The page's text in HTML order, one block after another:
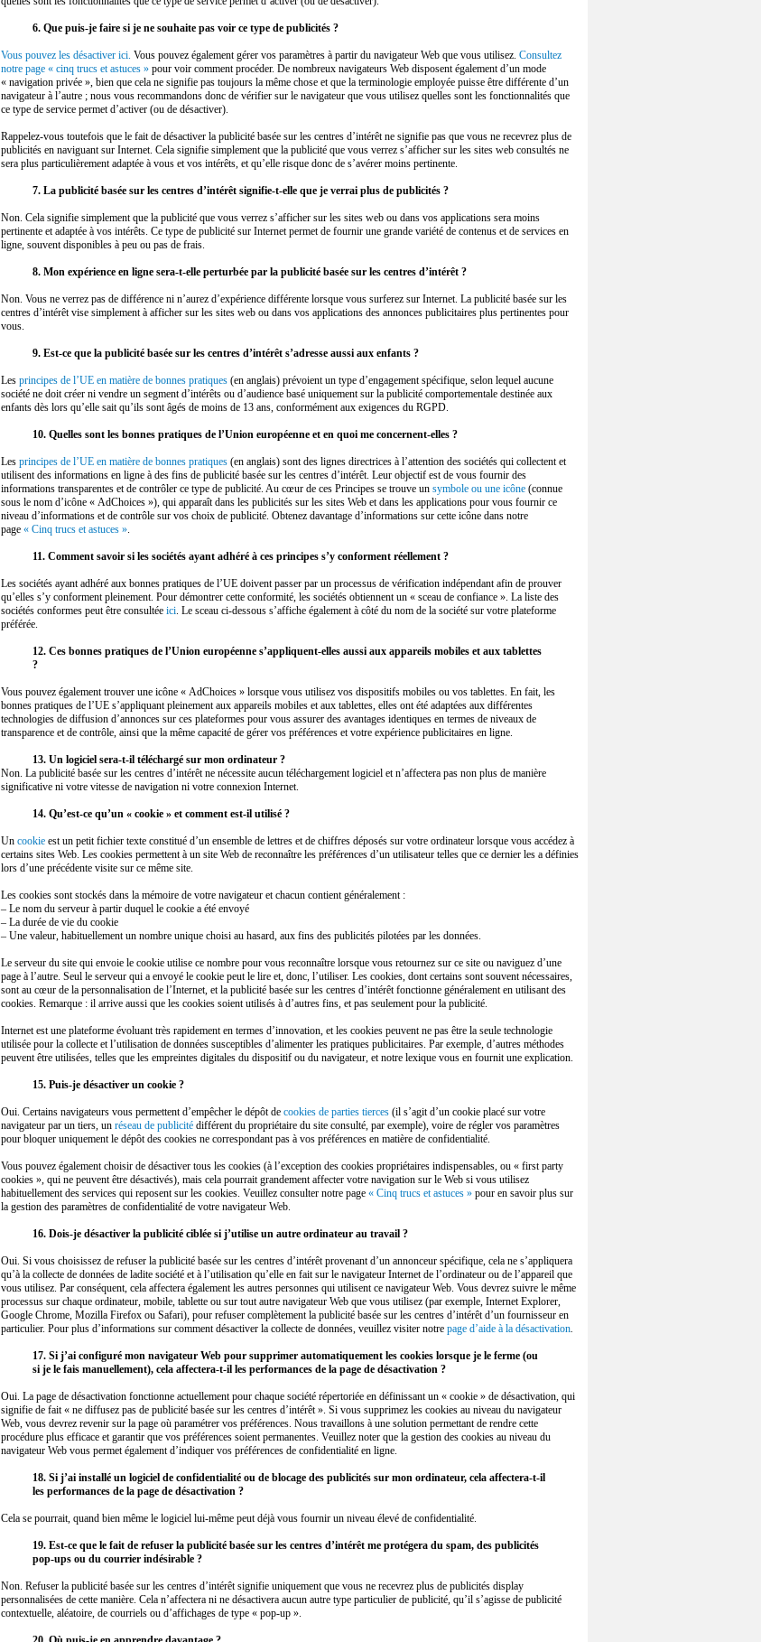
6. Que puis-je faire si je ne souhaite pas voir ce type de publicités ?
Vous pouvez les désactiver ici. Vous pouvez également gérer vos paramètres à partir du navigateur Web que vous utilisez. Consultez
notre page « cinq trucs et astuces » pour voir comment procéder. De nombreux navigateurs Web disposent également d’un mode
« navigation privée », bien que cela ne signifie pas toujours la même chose et que la terminologie employée puisse être différente d’un
navigateur à l’autre ; nous vous recommandons donc de vérifier sur le navigateur que vous utilisez quelles sont les fonctionnalités que
ce type de service permet d’activer (ou de désactiver).
Rappelez-vous toutefois que le fait de désactiver la publicité basée sur les centres d’intérêt ne signifie pas que vous ne recevrez plus de
publicités en naviguant sur Internet. Cela signifie simplement que la publicité que vous verrez s’afficher sur les sites web consultés ne
sera plus particulièrement adaptée à vous et vos intérêts, et qu’elle risque donc de s’avérer moins pertinente.
7. La publicité basée sur les centres d’intérêt signifie-t-elle que je verrai plus de publicités ?
Non. Cela signifie simplement que la publicité que vous verrez s’afficher sur les sites web ou dans vos applications sera moins
pertinente et adaptée à vos intérêts. Ce type de publicité sur Internet permet de fournir une grande variété de contenus et de services en
ligne, souvent disponibles à peu ou pas de frais.
8. Mon expérience en ligne sera-t-elle perturbée par la publicité basée sur les centres d’intérêt ?
Non. Vous ne verrez pas de différence ni n’aurez d’expérience différente lorsque vous surferez sur Internet. La publicité basée sur les
centres d’intérêt vise simplement à afficher sur les sites web ou dans vos applications des annonces publicitaires plus pertinentes pour
vous.
9. Est-ce que la publicité basée sur les centres d’intérêt s’adresse aussi aux enfants ?
Les principes de l’UE en matière de bonnes pratiques (en anglais) prévoient un type d’engagement spécifique, selon lequel aucune
société ne doit créer ni vendre un segment d’intérêts ou d’audience basé uniquement sur la publicité comportementale destinée aux
enfants dès lors qu’elle sait qu’ils sont âgés de moins de 13 ans, conformément aux exigences du RGPD.
10. Quelles sont les bonnes pratiques de l’Union européenne et en quoi me concernent-elles ?
Les principes de l’UE en matière de bonnes pratiques (en anglais) sont des lignes directrices à l’attention des sociétés qui collectent et
utilisent des informations en ligne à des fins de publicité basée sur les centres d’intérêt. Leur objectif est de vous fournir des
informations transparentes et de contrôler ce type de publicité. Au cœur de ces Principes se trouve un symbole ou une icône (connue
sous le nom d’icône « AdChoices »), qui apparaît dans les publicités sur les sites Web et dans les applications pour vous fournir ce
niveau d’informations et de contrôle sur vos choix de publicité. Obtenez davantage d’informations sur cette icône dans notre
page « Cinq trucs et astuces ».
11. Comment savoir si les sociétés ayant adhéré à ces principes s’y conforment réellement ?
Les sociétés ayant adhéré aux bonnes pratiques de l’UE doivent passer par un processus de vérification indépendant afin de prouver
qu’elles s’y conforment pleinement. Pour démontrer cette conformité, les sociétés obtiennent un « sceau de confiance ». La liste des
sociétés conformes peut être consultée ici. Le sceau ci-dessous s’affiche également à côté du nom de la société sur votre plateforme
préférée.
12. Ces bonnes pratiques de l’Union européenne s’appliquent-elles aussi aux appareils mobiles et aux tablettes
?
Vous pouvez également trouver une icône « AdChoices » lorsque vous utilisez vos dispositifs mobiles ou vos tablettes. En fait, les
bonnes pratiques de l’UE s’appliquant pleinement aux appareils mobiles et aux tablettes, elles ont été adaptées aux différentes
technologies de diffusion d’annonces sur ces plateformes pour vous assurer des avantages identiques en termes de niveaux de
transparence et de contrôle, ainsi que la même capacité de gérer vos préférences et votre expérience publicitaires en ligne.
13. Un logiciel sera-t-il téléchargé sur mon ordinateur ?
Non. La publicité basée sur les centres d’intérêt ne nécessite aucun téléchargement logiciel et n’affectera pas non plus de manière
significative ni votre vitesse de navigation ni votre connexion Internet.
14. Qu’est-ce qu’un « cookie » et comment est-il utilisé ?
Un cookie est un petit fichier texte constitué d’un ensemble de lettres et de chiffres déposés sur votre ordinateur lorsque vous accédez à
certains sites Web. Les cookies permettent à un site Web de reconnaître les préférences d’un utilisateur telles que ce dernier les a définies
lors d’une précédente visite sur ce même site.
Les cookies sont stockés dans la mémoire de votre navigateur et chacun contient généralement :
– Le nom du serveur à partir duquel le cookie a été envoyé
– La durée de vie du cookie
– Une valeur, habituellement un nombre unique choisi au hasard, aux fins des publicités pilotées par les données.
Le serveur du site qui envoie le cookie utilise ce nombre pour vous reconnaître lorsque vous retournez sur ce site ou naviguez d’une
page à l’autre. Seul le serveur qui a envoyé le cookie peut le lire et, donc, l’utiliser. Les cookies, dont certains sont souvent nécessaires,
sont au cœur de la personnalisation de l’Internet, et la publicité basée sur les centres d’intérêt fonctionne généralement en utilisant des
cookies. Remarque : il arrive aussi que les cookies soient utilisés à d’autres fins, et pas seulement pour la publicité.
Internet est une plateforme évoluant très rapidement en termes d’innovation, et les cookies peuvent ne pas être la seule technologie
utilisée pour la collecte et l’utilisation de données susceptibles d’alimenter les pratiques publicitaires. Par exemple, d’autres méthodes
peuvent être utilisées, telles que les empreintes digitales du dispositif ou du navigateur, et notre lexique vous en fournit une explication.
15. Puis-je désactiver un cookie ?
Oui. Certains navigateurs vous permettent d’empêcher le dépôt de cookies de parties tierces (il s’agit d’un cookie placé sur votre
navigateur par un tiers, un réseau de publicité différent du propriétaire du site consulté, par exemple), voire de régler vos paramètres
pour bloquer uniquement le dépôt des cookies ne correspondant pas à vos préférences en matière de confidentialité.
Vous pouvez également choisir de désactiver tous les cookies (à l’exception des cookies propriétaires indispensables, ou « first party
cookies », qui ne peuvent être désactivés), mais cela pourrait grandement affecter votre navigation sur le Web si vous utilisez
habituellement des services qui reposent sur les cookies. Veuillez consulter notre page « Cinq trucs et astuces » pour en savoir plus sur
la gestion des paramètres de confidentialité de votre navigateur Web.
16. Dois-je désactiver la publicité ciblée si j’utilise un autre ordinateur au travail ?
Oui. Si vous choisissez de refuser la publicité basée sur les centres d’intérêt provenant d’un annonceur spécifique, cela ne s’appliquera
qu’à la collecte de données de ladite société et à l’utilisation qu’elle en fait sur le navigateur Internet de l’ordinateur ou de l’appareil que
vous utilisez. Par conséquent, cela affectera également les autres personnes qui utilisent ce navigateur Web. Vous devrez suivre le même
processus sur chaque ordinateur, mobile, tablette ou sur tout autre navigateur Web que vous utilisez (par exemple, Internet Explorer,
Google Chrome, Mozilla Firefox ou Safari), pour refuser complètement la publicité basée sur les centres d’intérêt d’un fournisseur en
particulier. Pour plus d’informations sur comment désactiver la collecte de données, veuillez visiter notre page d’aide à la désactivation.
17. Si j’ai configuré mon navigateur Web pour supprimer automatiquement les cookies lorsque je le ferme (ou
si je le fais manuellement), cela affectera-t-il les performances de la page de désactivation ?
Oui. La page de désactivation fonctionne actuellement pour chaque société répertoriée en définissant un « cookie » de désactivation, qui
signifie de fait « ne diffusez pas de publicité basée sur les centres d’intérêt ». Si vous supprimez les cookies au niveau du navigateur
Web, vous devrez revenir sur la page où paramétrer vos préférences. Nous travaillons à une solution permettant de rendre cette
procédure plus efficace et garantir que vos préférences soient permanentes. Veuillez noter que la gestion des cookies au niveau du
navigateur Web vous permet également d’indiquer vos préférences de confidentialité en ligne.
18. Si j’ai installé un logiciel de confidentialité ou de blocage des publicités sur mon ordinateur, cela affectera-t-il
les performances de la page de désactivation ?
Cela se pourrait, quand bien même le logiciel lui-même peut déjà vous fournir un niveau élevé de confidentialité.
19. Est-ce que le fait de refuser la publicité basée sur les centres d’intérêt me protégera du spam, des publicités
pop-ups ou du courrier indésirable ?
Non. Refuser la publicité basée sur les centres d’intérêt signifie uniquement que vous ne recevrez plus de publicités display
personnalisées de cette manière. Cela n’affectera ni ne désactivera aucun autre type particulier de publicité, qu’il s’agisse de publicité
contextuelle, aléatoire, de courriels ou d’affichages de type « pop-up ».